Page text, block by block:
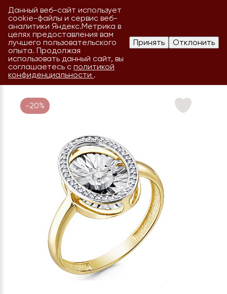
-20%
Данный веб-сайт использует
cookie-файлы и сервис веб-
аналитики Яндекс.Метрика в
целях предоставления вам
лучшего пользовательского
опыта. Продолжая
использовать данный сайт, вы
соглашаетесь сполитикой
конфиденциальности .
Принять Отклонить